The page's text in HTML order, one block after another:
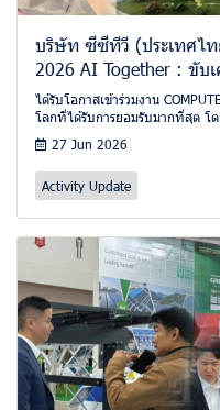
บริษัท ซีซีทีวี (ประเทศไท
2026 AI Together : ขั
ได้รับโอกาสเข้าร่วมงาน
โลกที่ได้รับการยอมรับมากที่สุด โ
27 Jun 2026
Activity Update